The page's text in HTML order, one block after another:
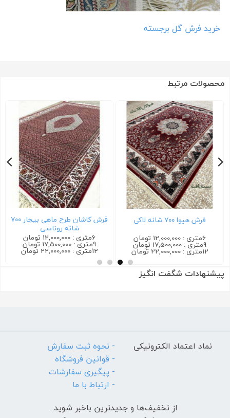
خرید فرش گل برجسته
محصولات مرتبط
فرش هیوا ۷۰۰ شانه لاکی
6متری : 12,000,000 تومان
9متری : 17,500,000 تومان
12متری : 22,000,000 تومان
فرش کاشان طرح ماهی بیجار ۷۰۰
شانه روناسی
6متری : 12,000,000 تومان
9متری : 17,500,000 تومان
12متری : 22,000,000 تومان
پیشنهادات شگفت انگیز
نماد اعتماد الکترونیکی
- نحوه ثبت سفارش
- قوانین فروشگاه
- پیگیری سفارشات
- ارتباط با ما
از تخفیف‌ها و جدیدترین‌ باخبر شوید.